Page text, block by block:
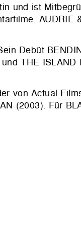
und ist
AUDRIE
Debüt
THE
von Actual
(2003). Für